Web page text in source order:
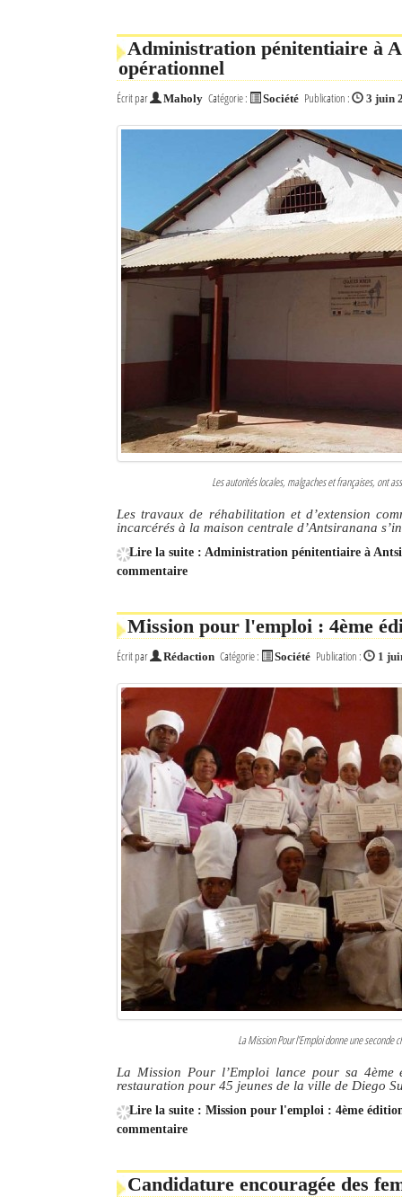
Administration pénitentiaire à
opérationnel
Écrit par Maholy Catégorie : Société Publication : 3 juin
Les autorités locales, malgaches et françaises, ont
Les travaux de réhabilitation et d’extension
incarcérés à la maison centrale d’Antsiranana
Lire la suite : Administration pénitentiaire à
commentaire
Mission pour l'emploi : 4ème
Écrit par Rédaction Catégorie : Société Publication : 1
La Mission Pour l’Emploi donne une seconde
La Mission Pour l’Emploi lance pour sa 4ème
restauration pour 45 jeunes de la ville de Diego
Lire la suite : Mission pour l'emploi : 4ème
commentaire
Candidature encouragée des